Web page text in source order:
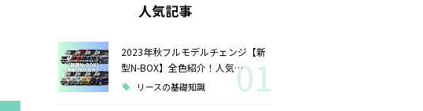
人気記事
2023年秋フルモデルチェンジ【新
型N-BOX】全色紹介！人気…
リースの基礎知識 01